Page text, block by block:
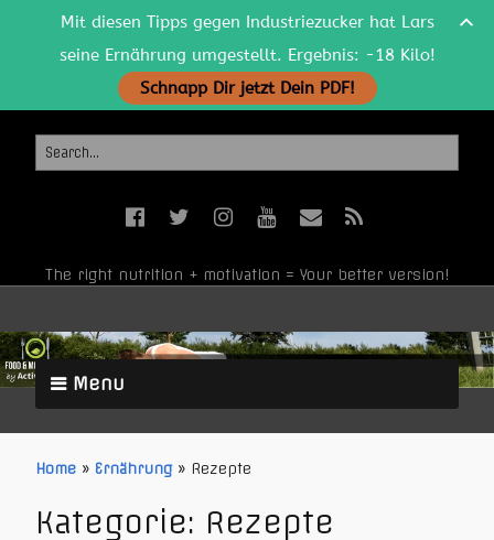
The right nutrition + motivation = Your better version!
Menu
Home » Ernährung» Rezepte
Kategorie: Rezepte
Mit diesen Tipps gegen Industriezucker hat Lars
seine Ernährung umgestellt. Ergebnis: -18 Kilo!
Schnapp Dir jetzt Dein PDF!